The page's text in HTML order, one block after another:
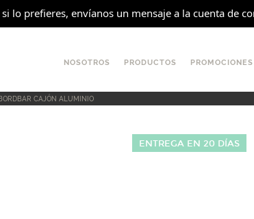
prefieres, envíanos un mensaje a la cuenta de
NOSOTROS PRODUCTOS PROMOCIONES
BORDBAR CAJÓN ALUMINIO
ENTREGA EN 20 DÍAS